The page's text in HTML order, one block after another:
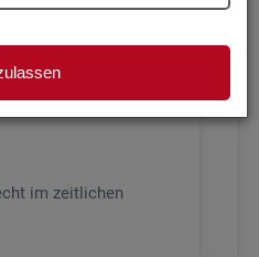
im zeitlichen